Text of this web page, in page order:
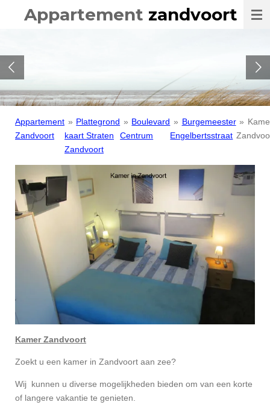
de
hoofdinhoud
Appartement zandvoort
Appartement
Zandvoort
» Plattegrond
kaart Straten
Zandvoort
» Boulevard
Centrum
» Burgemeester
Engelbertsstraat
»
Kamer Zandvoort
Zoekt u een kamer in Zandvoort aan zee?
Wij kunnen u diverse mogelijkheden bieden om van een korte
of langere vakantie te genieten.